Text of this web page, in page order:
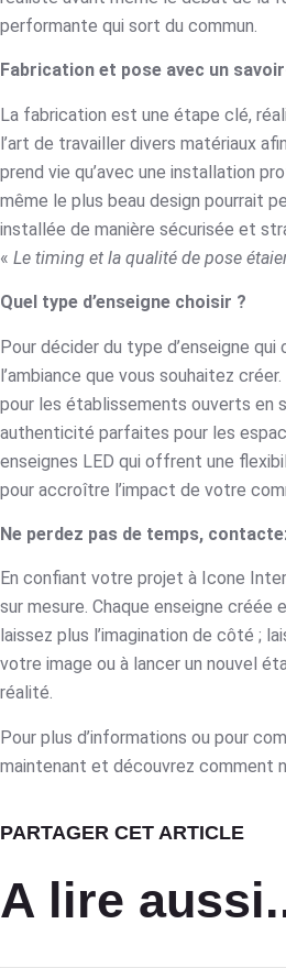
performante qui sort du commun.
Fabrication et pose avec un
La fabrication est une étape clé,
l’art de travailler divers matériaux
prend vie qu’avec une installation
même le plus beau design pourrait
installée de manière sécurisée et
« Le timing et la qualité de pose
Quel type d’enseigne choisir ?
Pour décider du type d’enseigne
l’ambiance que vous souhaitez
pour les établissements ouverts en
authenticité parfaites pour les
enseignes LED qui offrent une
pour accroître l’impact de votre
Ne perdez pas de temps,
En confiant votre projet à Icone
sur mesure. Chaque enseigne
laissez plus l’imagination de côté ;
votre image ou à lancer un nouvel
réalité.
Pour plus d’informations ou pour
maintenant et découvrez comment
PARTAGER CET ARTICLE
A lire